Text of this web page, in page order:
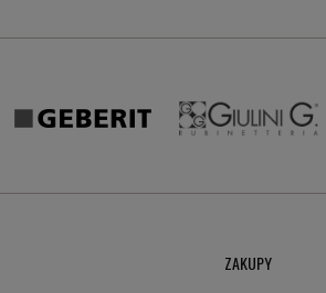
ZAKUPY